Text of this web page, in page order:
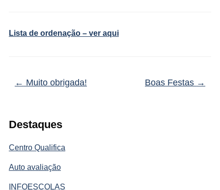
Destaques
Centro Qualifica
Auto avaliação
INFOESCOLAS
Lista de ordenação – ver aqui
← Muito obrigada! Boas Festas →